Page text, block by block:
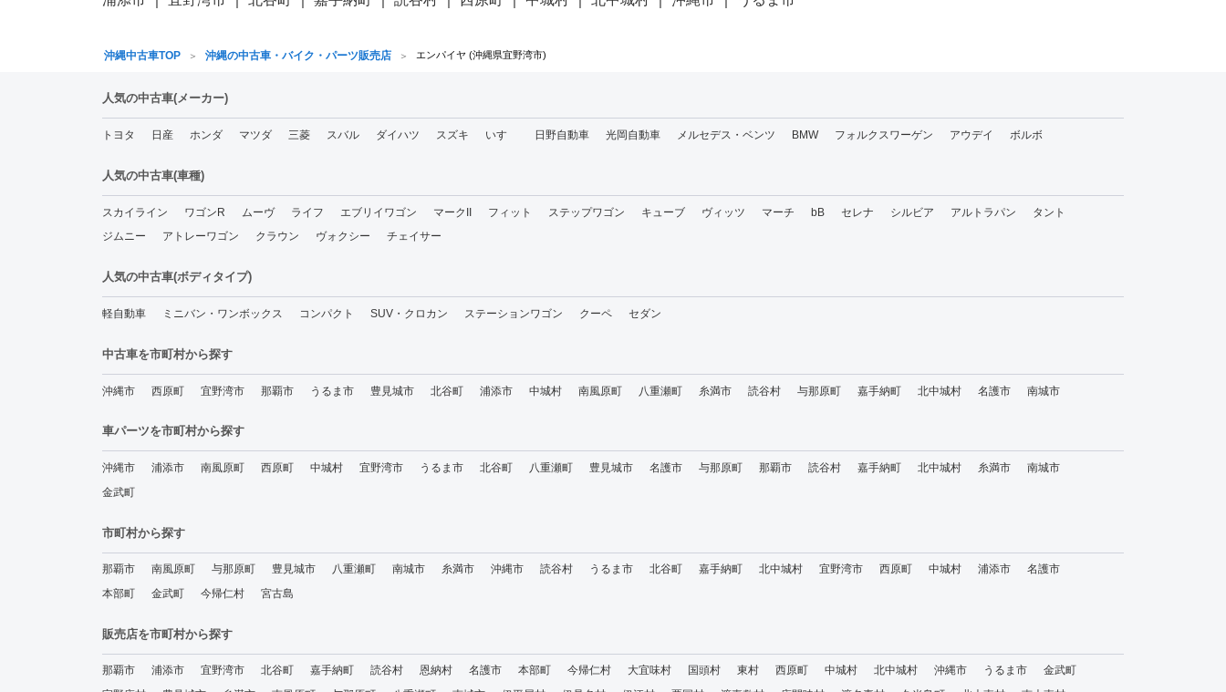
沖縄中古車TOP 沖縄の中古車・バイク・パーツ販売店 エンパイヤ (沖縄県宜野湾市)
人気の中古車(メーカー)
トヨタ 日産 ホンダ マツダ 三菱 スバル ダイハツ スズキ いすゞ 日野自動車 光岡自動車 メルセデス・ベンツ BMW フォルクスワーゲン アウデイ ボルボ
人気の中古車(車種)
スカイライン ワゴンR ムーヴ ライフ エブリイワゴン マークII フィット ステップワゴン キューブ ヴィッツ マーチ bB セレナ シルビア アルトラパン
タント
ジムニー
アトレーワゴン クラウン ヴォクシー チェイサー
人気の中古車(ボディタイプ)
軽自動車 ミニバン・ワンボックス コンパクト SUV・クロカン ステーションワゴン クーペ セダン
中古車を市町村から探す
沖縄市 西原町 宜野湾市 那覇市 うるま市 豊見城市 北谷町 浦添市 中城村 南風原町 八重瀬町 糸満市 読谷村 与那原町 嘉手納町 北中城村 名護市 南城市
車パーツを市町村から探す
沖縄市 浦添市 南風原町 西原町 中城村 宜野湾市 うるま市 北谷町 八重瀬町 豊見城市 名護市 与那原町 那覇市 読谷村 嘉手納町 北中城村 糸満市
南城市
金武町
市町村から探す
那覇市 南風原町 与那原町 豊見城市 八重瀬町 南城市 糸満市 沖縄市 読谷村 うるま市 北谷町 嘉手納町 北中城村 宜野湾市 西原町 中城村 浦添市
名護市
本部町
金武町 今帰仁村 宮古島
販売店を市町村から探す
那覇市 浦添市 宜野湾市 北谷町 嘉手納町 読谷村 恩納村 名護市 本部町 今帰仁村 大宜味村 国頭村 東村 西原町 中城村 北中城村 沖縄市 うるま市
金武町